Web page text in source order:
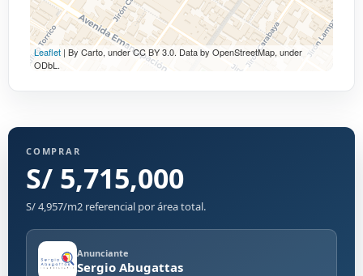
Leaflet | By Carto, under CC BY 3.0. Data by OpenStreetMap, under
ODbL.
COMPRAR
S/ 5,715,000
S/ 4,957/m2 referencial por área total.
Anunciante
Sergio Abugattas